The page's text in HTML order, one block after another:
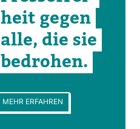
heit gegen
alle, die sie
bedrohen.
MEHR ERFAHREN